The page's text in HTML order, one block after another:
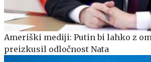
Ameriški mediji: Putin bi lahko z
preizkusil odločnost Nata